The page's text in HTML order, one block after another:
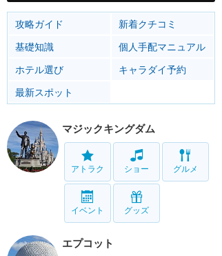
攻略ガイド
新着クチコミ
基礎知識
個人手配マニュアル
ホテル選び
キャラダイ予約
最新スポット
マジックキングダム
アトラク ショー グルメ
イベント グッズ
エプコット